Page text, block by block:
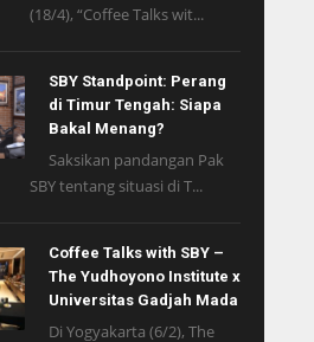
(18/4), “Coffee Talks wit...
SBY Standpoint: Perang
di Timur Tengah: Siapa
Bakal Menang?
Saksikan pandangan Pak
SBY tentang situasi di T...
Coffee Talks with SBY –
The Yudhoyono Institute x
Universitas Gadjah Mada
Di Yogyakarta (6/2), The